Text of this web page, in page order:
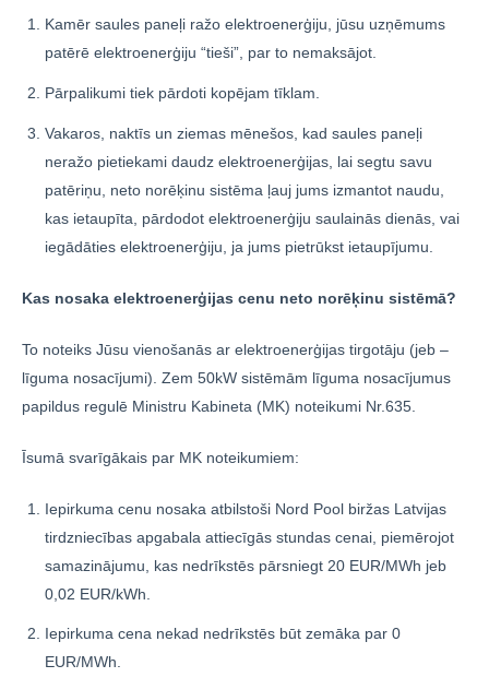
Kamēr saules paneļi ražo elektroenerģiju, jūsu uzņēmums
patērē elektroenerģiju “tieši”, par to nemaksājot.
Pārpalikumi tiek pārdoti kopējam tīklam.
Vakaros, naktīs un ziemas mēnešos, kad saules paneļi
neražo pietiekami daudz elektroenerģijas, lai segtu savu
patēriņu, neto norēķinu sistēma ļauj jums izmantot naudu,
kas ietaupīta, pārdodot elektroenerģiju saulainās dienās, vai
iegādāties elektroenerģiju, ja jums pietrūkst ietaupījumu.
Kas nosaka elektroenerģijas cenu neto norēķinu sistēmā?
To noteiks Jūsu vienošanās ar elektroenerģijas tirgotāju (jeb –
līguma nosacījumi). Zem 50kW sistēmām līguma nosacījumus
papildus regulē Ministru Kabineta (MK) noteikumi Nr.635.
Īsumā svarīgākais par MK noteikumiem:
Iepirkuma cenu nosaka atbilstoši Nord Pool biržas Latvijas
tirdzniecības apgabala attiecīgās stundas cenai, piemērojot
samazinājumu, kas nedrīkstēs pārsniegt 20 EUR/MWh jeb
0,02 EUR/kWh.
Iepirkuma cena nekad nedrīkstēs būt zemāka par 0
EUR/MWh.